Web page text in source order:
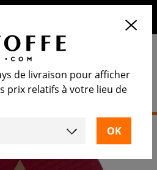
de livraison pour afficher
prix relatifs à votre lieu de